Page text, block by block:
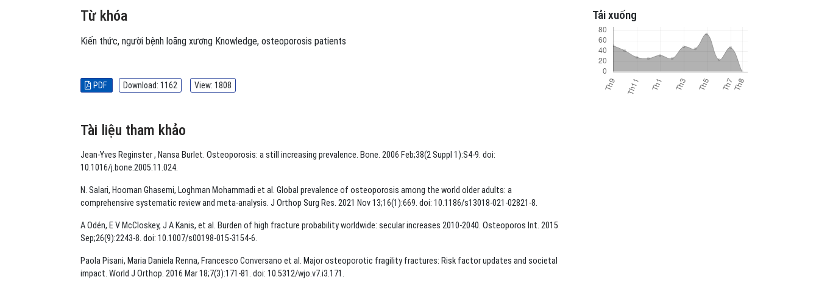
Tải xuống
Từ khóa
Kiến thức, người bệnh loãng xương Knowledge, osteoporosis patients
PDF Download: 1162 View: 1808
Tài liệu tham khảo
Jean-Yves Reginster , Nansa Burlet. Osteoporosis: a still increasing prevalence. Bone. 2006 Feb;38(2 Suppl 1):S4-9. doi:
10.1016/j.bone.2005.11.024.
N. Salari, Hooman Ghasemi, Loghman Mohammadi et al. Global prevalence of osteoporosis among the world older adults: a
comprehensive systematic review and meta-analysis. J Orthop Surg Res. 2021 Nov 13;16(1):669. doi: 10.1186/s13018-021-02821-8.
A Odén, E V McCloskey, J A Kanis, et al. Burden of high fracture probability worldwide: secular increases 2010-2040. Osteoporos Int. 2015
Sep;26(9):2243-8. doi: 10.1007/s00198-015-3154-6.
Paola Pisani, Maria Daniela Renna, Francesco Conversano et al. Major osteoporotic fragility fractures: Risk factor updates and societal
impact. World J Orthop. 2016 Mar 18;7(3):171-81. doi: 10.5312/wjo.v7.i3.171.